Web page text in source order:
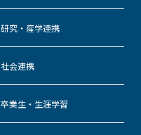
研究・産学連携
社会連携
卒業生・生涯学習